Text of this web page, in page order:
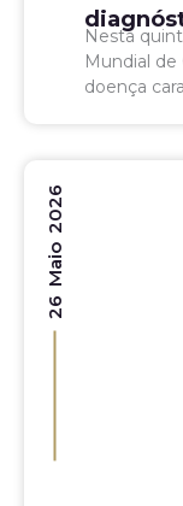
Nesta
Mundial de
doença
26 Maio 2026